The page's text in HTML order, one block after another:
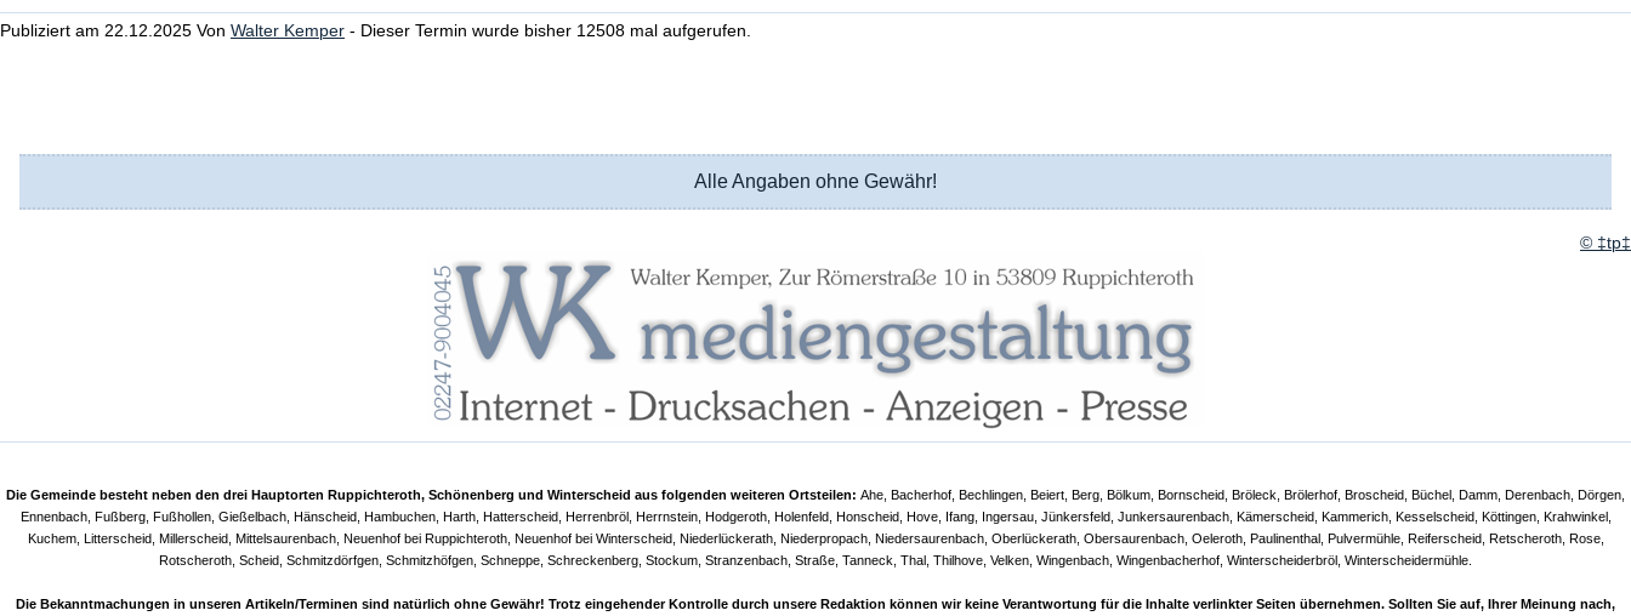
Publiziert am 22.12.2025 Von Walter Kemper - Dieser Termin wurde bisher 12508 mal aufgerufen.
Alle Angaben ohne Gewähr!
© ‡tp‡
Die Gemeinde besteht neben den drei Hauptorten Ruppichteroth, Schönenberg und Winterscheid aus folgenden weiteren Ortsteilen: Ahe, Bacherhof, Bechlingen, Beiert, Berg, Bölkum, Bornscheid, Bröleck, Brölerhof, Broscheid, Büchel, Damm, Derenbach, Dörgen,
Ennenbach, Fußberg, Fußhollen, Gießelbach, Hänscheid, Hambuchen, Harth, Hatterscheid, Herrenbröl, Herrnstein, Hodgeroth, Holenfeld, Honscheid, Hove, Ifang, Ingersau, Jünkersfeld, Junkersaurenbach, Kämerscheid, Kammerich, Kesselscheid, Köttingen, Krahwinkel,
Kuchem, Litterscheid, Millerscheid, Mittelsaurenbach, Neuenhof bei Ruppichteroth, Neuenhof bei Winterscheid, Niederlückerath, Niederpropach, Niedersaurenbach, Oberlückerath, Obersaurenbach, Oeleroth, Paulinenthal, Pulvermühle, Reiferscheid, Retscheroth, Rose,
Rotscheroth, Scheid, Schmitzdörfgen, Schmitzhöfgen, Schneppe, Schreckenberg, Stockum, Stranzenbach, Straße, Tanneck, Thal, Thilhove, Velken, Wingenbach, Wingenbacherhof, Winterscheiderbröl, Winterscheidermühle.
Die Bekanntmachungen in unseren Artikeln/Terminen sind natürlich ohne Gewähr! Trotz eingehender Kontrolle durch unsere Redaktion können wir keine Verantwortung für die Inhalte verlinkter Seiten übernehmen. Sollten Sie auf, Ihrer Meinung nach,